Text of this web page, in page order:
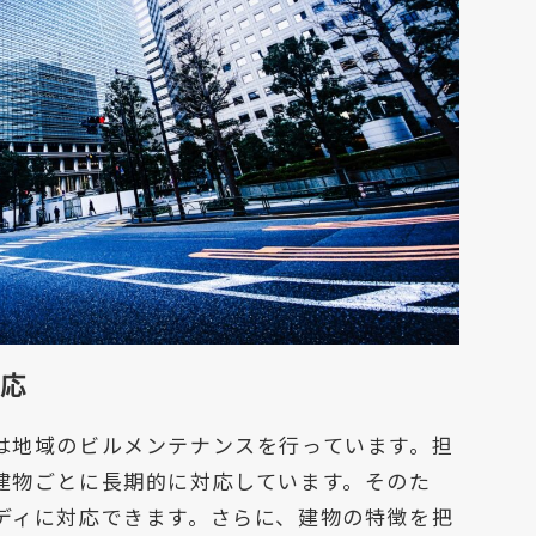
域のビルメンテナンスを行っています。担
ごとに長期的に対応しています。そのた
に対応できます。さらに、建物の特徴を把